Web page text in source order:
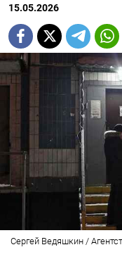
15.05.2026
Сергей Ведяшкин /